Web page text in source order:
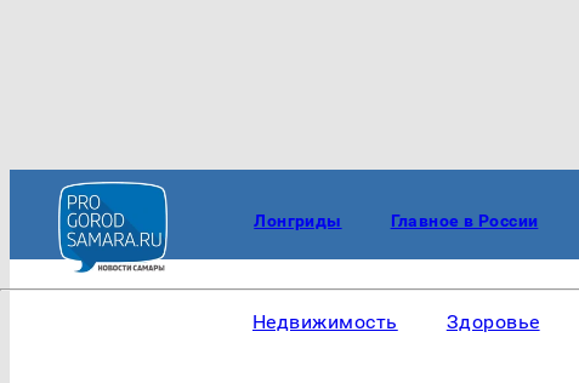
Лонгриды Главное в России
Недвижимость Здоровье